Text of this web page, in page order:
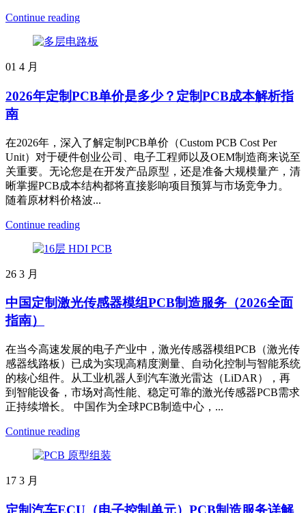
Continue reading
01 4 月
2026年定制PCB单价是多少？定制PCB成本解析指
南
在2026年，深入了解定制PCB单价（Custom PCB Cost Per
Unit）对于硬件创业公司、电子工程师以及OEM制造商来说至
关重要。无论您是在开发产品原型，还是准备大规模量产，清
晰掌握PCB成本结构都将直接影响项目预算与市场竞争力。
随着原材料价格波...
Continue reading
26 3 月
中国定制激光传感器模组PCB制造服务（2026全面
指南）
在当今高速发展的电子产业中，激光传感器模组PCB（激光传
感器线路板）已成为实现高精度测量、自动化控制与智能系统
的核心组件。从工业机器人到汽车激光雷达（LiDAR），再
到智能设备，市场对高性能、稳定可靠的激光传感器PCB需求
正持续增长。 中国作为全球PCB制造中心，...
Continue reading
17 3 月
定制汽车ECU（电子控制单元）PCB制造服务详解